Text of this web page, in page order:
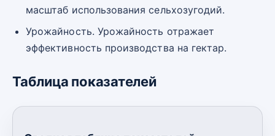
масштаб использования сельхозугодий.
Урожайность. Урожайность отражает
эффективность производства на гектар.
Таблица показателей